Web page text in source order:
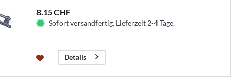
8.15 CHF
Sofort versandfertig. Lieferzeit 2-4 Tage.
Details